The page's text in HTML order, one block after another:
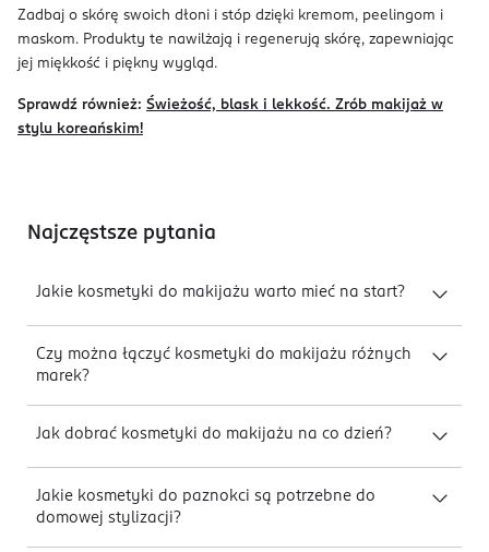
Zadbaj o skórę swoich dłoni i stóp dzięki kremom, peelingom i
maskom. Produkty te nawilżają i regenerują skórę, zapewniając
jej miękkość i piękny wygląd.
Sprawdź również: Świeżość, blask i lekkość. Zrób makijaż w
stylu koreańskim!
Najczęstsze pytania
Jakie kosmetyki do makijażu warto mieć na start?
Czy można łączyć kosmetyki do makijażu różnych
marek?
Jak dobrać kosmetyki do makijażu na co dzień?
Jakie kosmetyki do paznokci są potrzebne do
domowej stylizacji?